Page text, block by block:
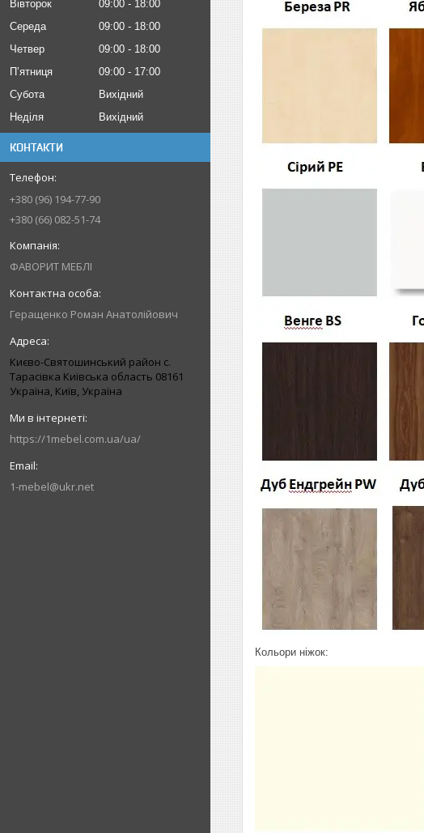
Вівторок
09:00
18:00
Середа
09:00
18:00
Четвер
09:00
18:00
Пʼятниця
09:00
17:00
Субота
Вихідний
Неділя
Вихідний
КОНТАКТИ
+380 (96) 194-77-90
+380 (66) 082-51-74
ФАВОРИТ МЕБЛІ
Геращенко Роман Анатолійович
Києво-Святошинський район с.
Тарасівка Київська область 08161
Україна, Київ, Україна
https://1mebel.com.ua/ua/
1-mebel@ukr.net
Кольори ніжок: